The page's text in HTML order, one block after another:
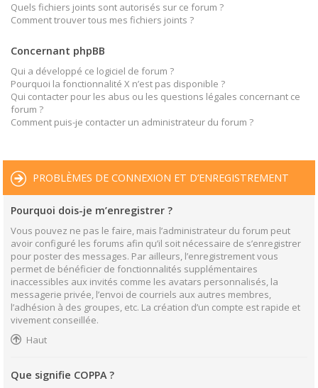
Quels fichiers joints sont autorisés sur ce forum ?
Comment trouver tous mes fichiers joints ?
Concernant phpBB
Qui a développé ce logiciel de forum ?
Pourquoi la fonctionnalité X n’est pas disponible ?
Qui contacter pour les abus ou les questions légales concernant ce
forum ?
Comment puis-je contacter un administrateur du forum ?
PROBLÈMES DE CONNEXION ET D’ENREGISTREMENT
Pourquoi dois-je m’enregistrer ?
Vous pouvez ne pas le faire, mais l’administrateur du forum peut
avoir configuré les forums afin qu’il soit nécessaire de s’enregistrer
pour poster des messages. Par ailleurs, l’enregistrement vous
permet de bénéficier de fonctionnalités supplémentaires
inaccessibles aux invités comme les avatars personnalisés, la
messagerie privée, l’envoi de courriels aux autres membres,
l’adhésion à des groupes, etc. La création d’un compte est rapide et
vivement conseillée.
Haut
Que signifie COPPA ?